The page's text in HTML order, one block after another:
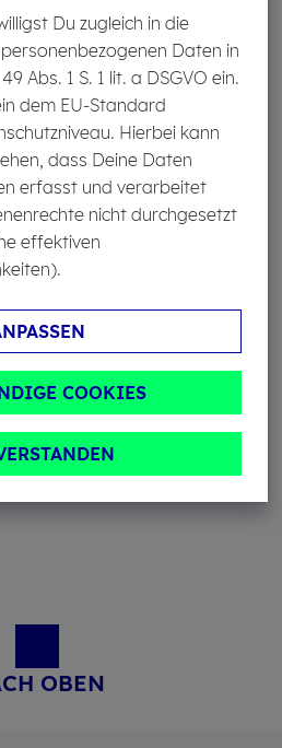
Du zugleich in die
Daten in
Abs. 1 S. 1 lit. a DSGVO ein.
dem EU-Standard
Hierbei kann
dass Deine Daten
erfasst und verarbeitet
nicht durchgesetzt
effektiven
COOKIES
Sie die Seite.
OBEN